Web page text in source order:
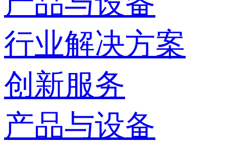
行业解决方案
创新服务
产品与设备